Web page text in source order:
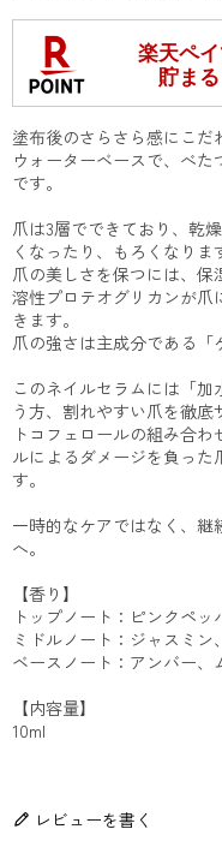
塗布後のさらさら感にこだ
ウォーターベースで、べ
です。
爪は3層でできており、乾
くなったり、もろくなりま
爪の美しさを保つには、
溶性プロテオグリカンが
きます。
爪の強さは主成分である「
このネイルセラムには「
う方、割れやすい爪を徹
トコフェロールの組み合
ルによるダメージを負った
す。
一時的なケアではなく、
へ。
【香り】
トップノート：ピンクペ
ミドルノート：ジャスミ
ベースノート：アンバー、
【内容量】
10ml
レビューを書く